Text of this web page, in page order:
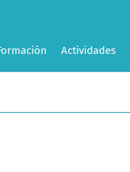
Actividades